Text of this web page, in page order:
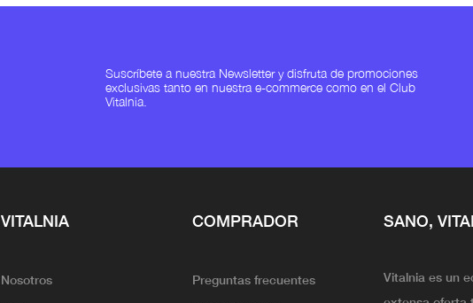
Suscríbete a nuestra Newsletter y disfruta de promociones
exclusivas tanto en nuestra e-commerce como en el Club
Vitalnia.
VITALNIA
Nosotros
COMPRADOR
Preguntas frecuentes
SANO,
Vitalnia es un